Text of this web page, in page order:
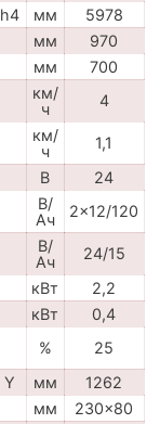
h4 мм
5978
мм
970
мм
700
км/
ч
4
км/
ч
1,1
В
24
В/
Ач
2x12/120
В/
Ач
24/15
кВт
2,2
кВт
0,4
%
25
Y мм
1262
мм
230x80